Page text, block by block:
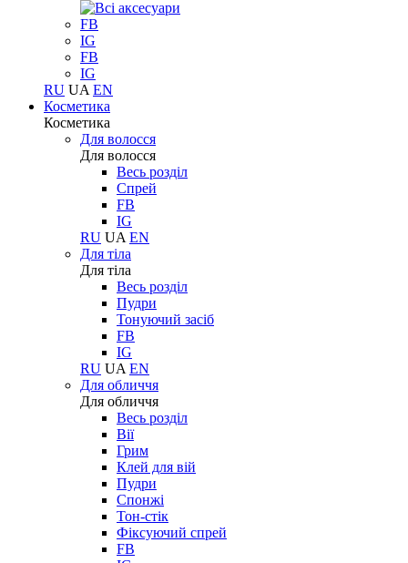
FB
IG
FB
IG
RU UA EN
Косметика
Косметика
Для волосся
Для волосся
Весь розділ
Спрей
FB
IG
RU UA EN
Для тіла
Для тіла
Весь розділ
Пудри
Тонуючий засіб
FB
IG
RU UA EN
Для обличчя
Для обличчя
Весь розділ
Вії
Грим
Клей для вій
Пудри
Спонжі
Тон-стік
Фіксуючий спрей
FB